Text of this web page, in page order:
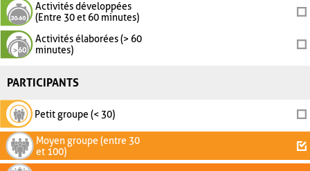
Activités développées
(Entre 30 et 60 minutes)
Activités élaborées (> 60
minutes)
PARTICIPANTS
Petit groupe (< 30)
Moyen groupe (entre 30
et 100)